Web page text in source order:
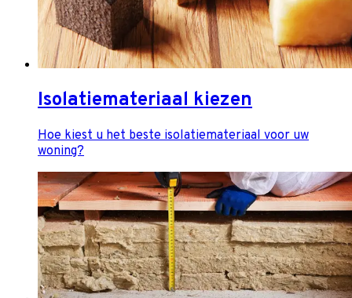
Isolatiemateriaal kiezen
Hoe kiest u het beste isolatiemateriaal voor uw
woning?